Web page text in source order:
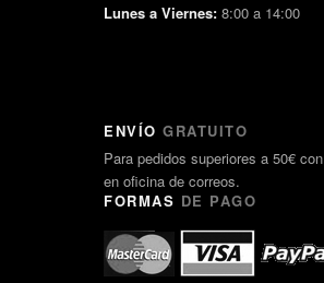
Lunes a Viernes: 8:00 a 14:00
ENVÍO GRATUITO
Para pedidos superiores a 50€
en oficina de correos.
FORMAS DE PAGO